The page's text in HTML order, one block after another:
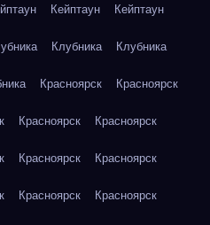
Кейптаун Кейптаун
Клубника Клубника
Красноярск Красноярск
Красноярск Красноярск
Красноярск Красноярск
Красноярск Красноярск